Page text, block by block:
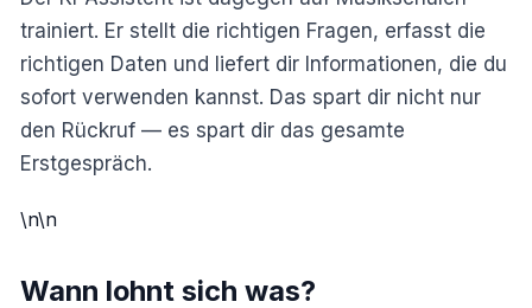
trainiert. Er stellt die richtigen Fragen, erfasst die
richtigen Daten und liefert dir Informationen, die du
sofort verwenden kannst. Das spart dir nicht nur
den Rückruf — es spart dir das gesamte
Erstgespräch.
\n\n
Wann lohnt sich was?